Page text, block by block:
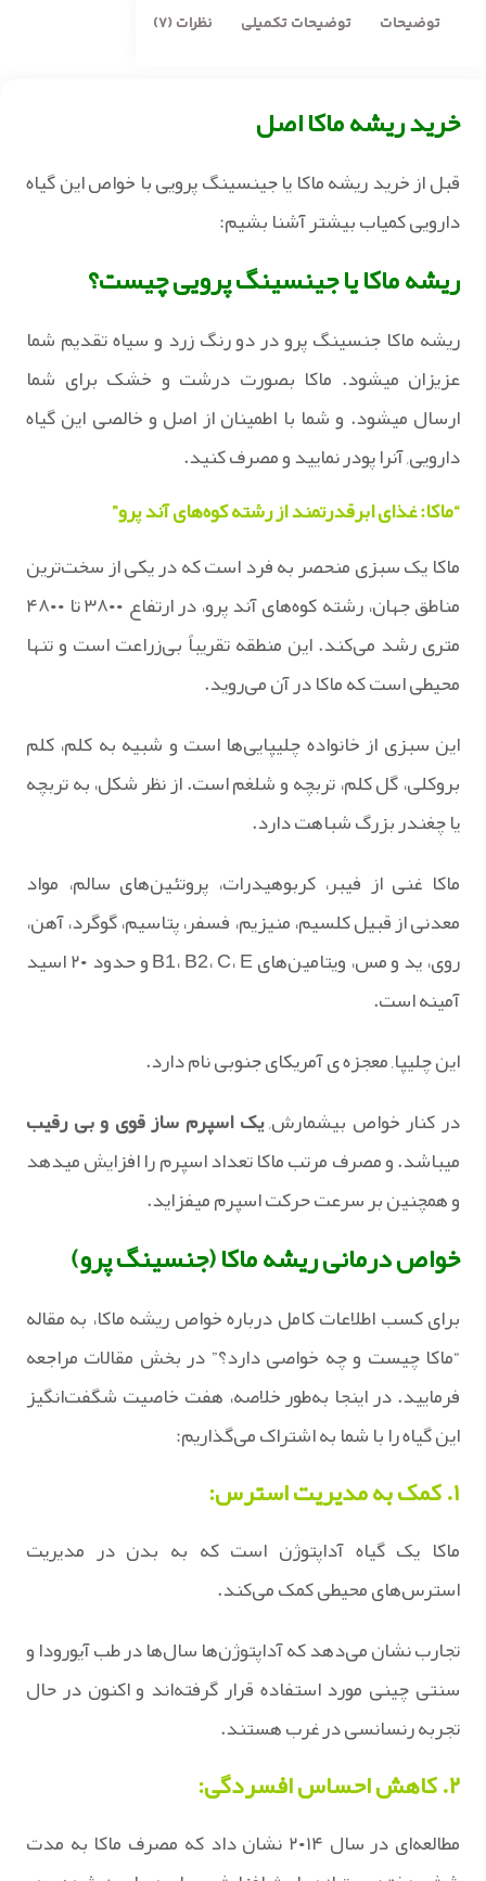
توضیحات توضیحات تکمیلی نظرات (7)
خرید ریشه ماکا اصل
قبل از خرید ریشه ماکا یا جینسینگ پرویی با خواص این گیاه
دارویی کمیاب بیشتر آشنا بشیم:
ریشه ماکا یا جینسینگ پرویی چیست؟
ریشه ماکا جنسینگ پرو در دو رنگ زرد و سیاه تقدیم شما
عزیزان میشود. ماکا بصورت درشت و خشک برای شما
ارسال میشود. و شما با اطمینان از اصل و خالصی این گیاه
دارویی, آنرا پودر نمایید و مصرف کنید.
“ماکا: غذای ابرقدرتمند از رشته کوه‌های آند پرو”
ماکا یک سبزی منحصر به فرد است که در یکی از سخت‌ترین
مناطق جهان، رشته کوه‌های آند پرو، در ارتفاع ۳۸۰۰ تا ۴۸۰۰
متری رشد می‌کند. این منطقه تقریباً بی‌زراعت است و تنها
محیطی است که ماکا در آن می‌روید.
این سبزی از خانواده چلیپایی‌ها است و شبیه به کلم، کلم
بروکلی، گل کلم، تربچه و شلغم است. از نظر شکل، به تربچه
یا چغندر بزرگ شباهت دارد.
ماکا غنی از فیبر، کربوهیدرات، پروتئین‌های سالم، مواد
معدنی از قبیل کلسیم، منیزیم، فسفر، پتاسیم، گوگرد، آهن،
روی، ید و مس، ویتامین‌های B1، B2، C، E و حدود ۲۰ اسید
آمینه است.
این چلیپا, معجزه ی آمریکای جنوبی نام دارد.
در کنار خواص بیشمارش,یک اسپرم ساز قوی و بی رقیب
میباشد. و مصرف مرتب ماکا تعداد اسپرم را افزایش میدهد
و همچنین بر سرعت حرکت اسپرم میفزاید.
خواص درمانی ریشه ماکا (جنسینگ پرو)
برای کسب اطلاعات کامل درباره خواص ریشه ماکا، به مقاله
“ماکا چیست و چه خواصی دارد؟” در بخش مقالات مراجعه
فرمایید. در اینجا به‌طور خلاصه، هفت خاصیت شگفت‌انگیز
این گیاه را با شما به اشتراک می‌گذاریم:
۱. کمک به مدیریت استرس:
ماکا یک گیاه آداپتوژن است که به بدن در مدیریت
استرس‌های محیطی کمک می‌کند.
تجارب نشان می‌دهد که آداپتوژن‌ها سال‌ها در طب آیورودا و
سنتی چینی مورد استفاده قرار گرفته‌اند و اکنون در حال
تجربه رنسانسی در غرب هستند.
۲. کاهش احساس افسردگی:
مطالعه‌ای در سال ۲۰۱۴ نشان داد که مصرف ماکا به مدت